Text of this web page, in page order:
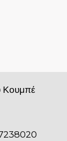
Κουμπέ